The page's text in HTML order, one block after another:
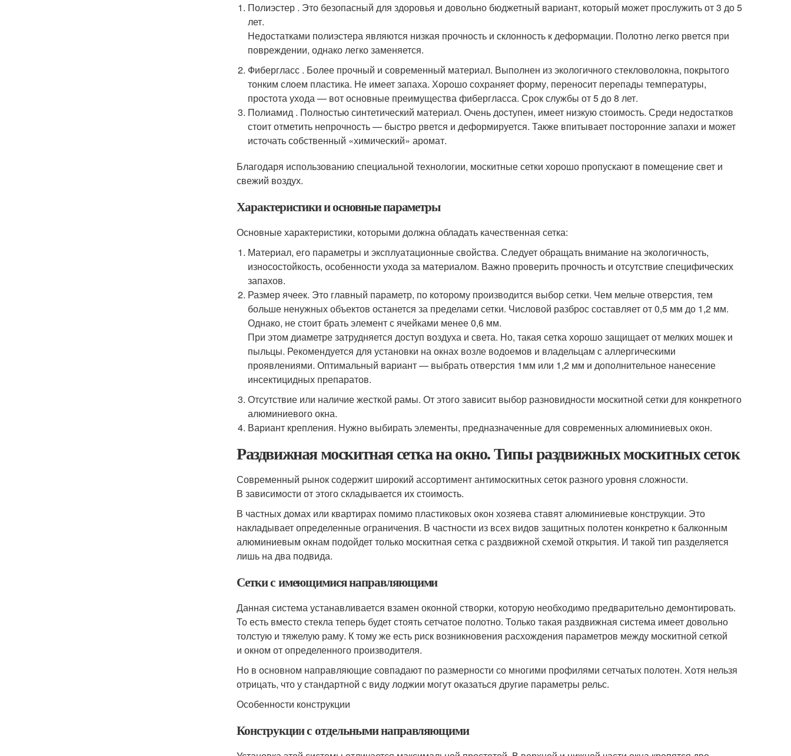
Полиэстер . Это безопасный для здоровья и довольно бюджетный вариант, который может прослужить от 3 до 5
лет.
Недостатками полиэстера являются низкая прочность и склонность к деформации. Полотно легко рвется при
повреждении, однако легко заменяется.
Фибергласс . Более прочный и современный материал. Выполнен из экологичного стекловолокна, покрытого
тонким слоем пластика. Не имеет запаха. Хорошо сохраняет форму, переносит перепады температуры,
простота ухода — вот основные преимущества фибергласса. Срок службы от 5 до 8 лет.
Полиамид . Полностью синтетический материал. Очень доступен, имеет низкую стоимость. Среди недостатков
стоит отметить непрочность — быстро рвется и деформируется. Также впитывает посторонние запахи и может
источать собственный «химический» аромат.
Благодаря использованию специальной технологии, москитные сетки хорошо пропускают в помещение свет и
свежий воздух.
Характеристики и основные параметры
Основные характеристики, которыми должна обладать качественная сетка:
Материал, его параметры и эксплуатационные свойства. Следует обращать внимание на экологичность,
износостойкость, особенности ухода за материалом. Важно проверить прочность и отсутствие специфических
запахов.
Размер ячеек. Это главный параметр, по которому производится выбор сетки. Чем мельче отверстия, тем
больше ненужных объектов останется за пределами сетки. Числовой разброс составляет от 0,5 мм до 1,2 мм.
Однако, не стоит брать элемент с ячейками менее 0,6 мм.
При этом диаметре затрудняется доступ воздуха и света. Но, такая сетка хорошо защищает от мелких мошек и
пыльцы. Рекомендуется для установки на окнах возле водоемов и владельцам с аллергическими
проявлениями. Оптимальный вариант — выбрать отверстия 1мм или 1,2 мм и дополнительное нанесение
инсектицидных препаратов.
Отсутствие или наличие жесткой рамы. От этого зависит выбор разновидности москитной сетки для конкретного
алюминиевого окна.
Вариант крепления. Нужно выбирать элементы, предназначенные для современных алюминиевых окон.
Раздвижная москитная сетка на окно. Типы раздвижных москитных сеток
Современный рынок содержит широкий ассортимент антимоскитных сеток разного уровня сложности.
В зависимости от этого складывается их стоимость.
В частных домах или квартирах помимо пластиковых окон хозяева ставят алюминиевые конструкции. Это
накладывает определенные ограничения. В частности из всех видов защитных полотен конкретно к балконным
алюминиевым окнам подойдет только москитная сетка с раздвижной схемой открытия. И такой тип разделяется
лишь на два подвида.
Сетки с имеющимися направляющими
Данная система устанавливается взамен оконной створки, которую необходимо предварительно демонтировать.
То есть вместо стекла теперь будет стоять сетчатое полотно. Только такая раздвижная система имеет довольно
толстую и тяжелую раму. К тому же есть риск возникновения расхождения параметров между москитной сеткой
и окном от определенного производителя.
Но в основном направляющие совпадают по размерности со многими профилями сетчатых полотен. Хотя нельзя
отрицать, что у стандартной с виду лоджии могут оказаться другие параметры рельс.
Особенности конструкции
Конструкции с отдельными направляющими